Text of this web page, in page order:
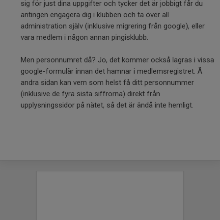
sig för just dina uppgifter och tycker det är jobbigt får du
antingen engagera dig i klubben och ta över all
administration själv (inklusive migrering från google), eller
vara medlem i någon annan pingisklubb.
Men personnumret då? Jo, det kommer också lagras i vissa
google-formulär innan det hamnar i medlemsregistret. Å
andra sidan kan vem som helst få ditt personnummer
(inklusive de fyra sista siffrorna) direkt från
upplysningssidor på nätet, så det är ändå inte hemligt.